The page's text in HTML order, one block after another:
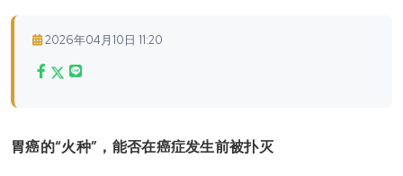
2026年04月10日 11:20
胃癌的“火种”，能否在癌症发生前被扑灭